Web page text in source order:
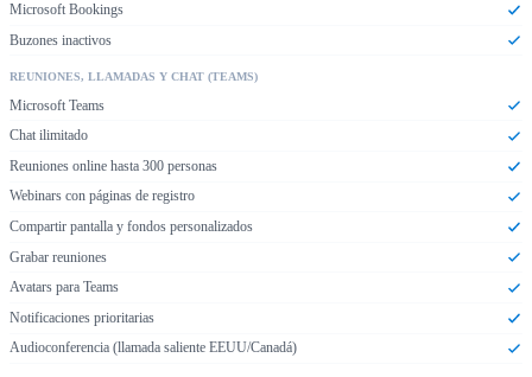
Microsoft Bookings
Buzones inactivos
REUNIONES, LLAMADAS Y CHAT (TEAMS)
Microsoft Teams
Chat ilimitado
Reuniones online hasta 300 personas
Webinars con páginas de registro
Compartir pantalla y fondos personalizados
Grabar reuniones
Avatars para Teams
Notificaciones prioritarias
Audioconferencia (llamada saliente EEUU/Canadá)